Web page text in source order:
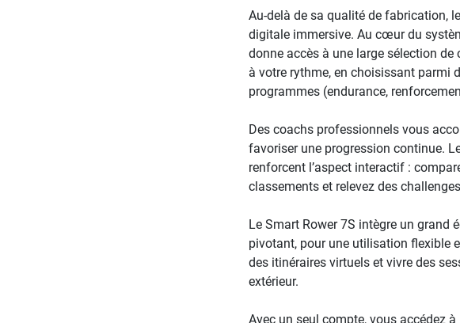
Au-delà de sa qualité de fabrication,
digitale immersive. Au cœur du
donne accès à une large sélection
à votre rythme, en choisissant parmi
programmes (endurance,
Des coachs professionnels vous
favoriser une progression continue.
renforcent l’aspect interactif :
classements et relevez des
Le Smart Rower 7S intègre un grand
pivotant, pour une utilisation flexible
des itinéraires virtuels et vivre des
extérieur.
Avec un seul compte, vous accédez